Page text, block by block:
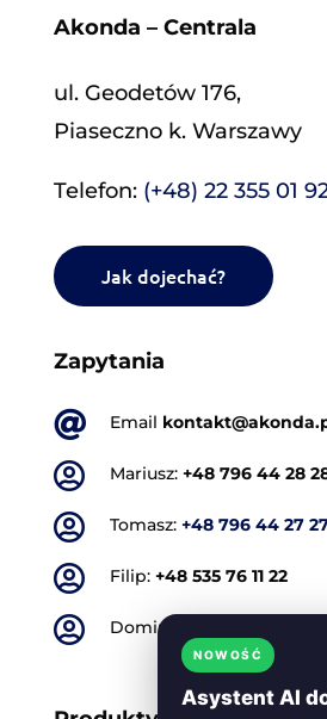
Akonda – Centrala
ul. Geodetów 176,
Piaseczno k. Warszawy
Telefon: (+48) 22 355 01
Jak dojechać?
Zapytania
 Email
 Mariusz: +48 796 44 28
 Tomasz: +48 796 44 27
 Filip: +48 535 76 11 22
 Dominik:
NOWOŚĆ
Asystent AI